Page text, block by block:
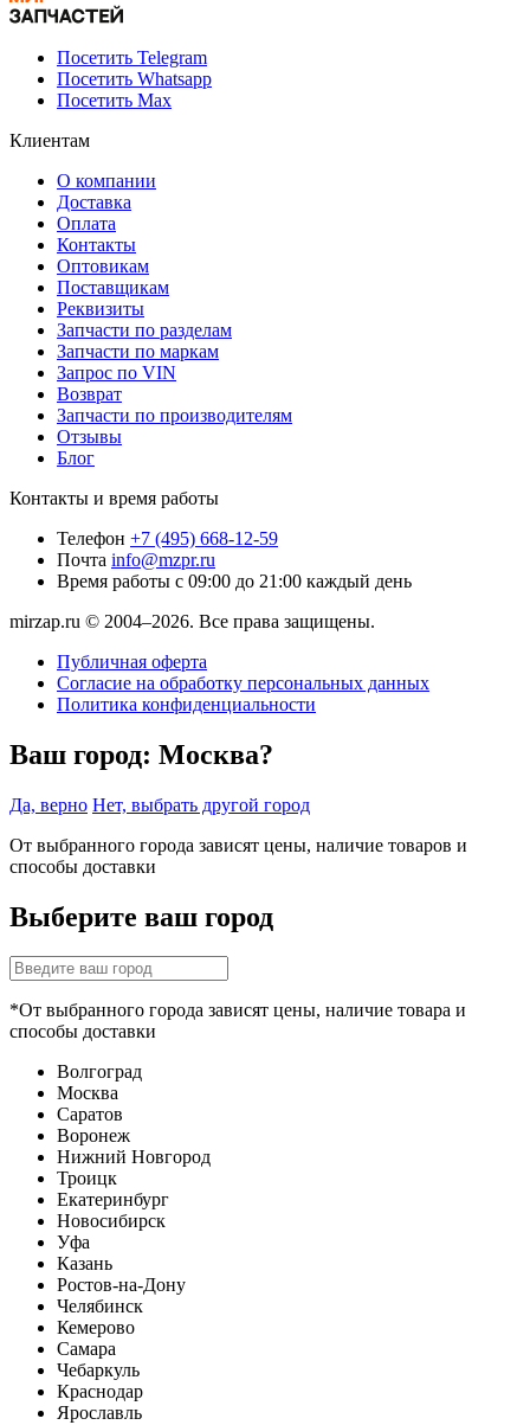
Посетить Telegram
Посетить Whatsapp
Посетить Max
Клиентам
О компании
Доставка
Оплата
Контакты
Оптовикам
Поставщикам
Реквизиты
Запчасти по разделам
Запчасти по маркам
Запрос по VIN
Возврат
Запчасти по производителям
Отзывы
Блог
Контакты и время работы
Телефон +7 (495) 668-12-59
Почта info@mzpr.ru
Время работы с 09:00 до 21:00 каждый день
mirzap.ru © 2004–2026. Все права защищены.
Публичная оферта
Согласие на обработку персональных данных
Политика конфиденциальности
Ваш город: Москва?
Да, верно Нет, выбрать другой город
От выбранного города зависят цены, наличие товаров и
способы доставки
Выберите ваш город
*От выбранного города зависят цены, наличие товара и
способы доставки
Волгоград
Москва
Саратов
Воронеж
Нижний Новгород
Троицк
Екатеринбург
Новосибирск
Уфа
Казань
Ростов-на-Дону
Челябинск
Кемерово
Самара
Чебаркуль
Краснодар
Ярославль